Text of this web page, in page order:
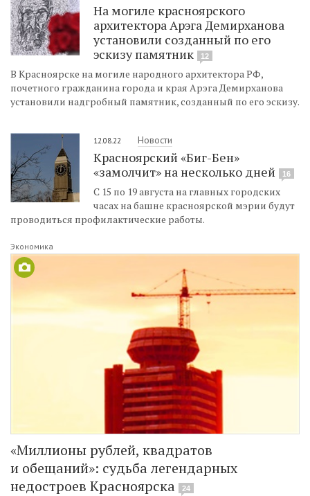
На могиле красноярского
архитектора Арэга Демирханова
установили созданный по его
эскизу памятник
12
В Красноярске на могиле народного архитектора РФ,
почетного гражданина города и края Арэга Демирханова
установили надгробный памятник, созданный по его эскизу.
12.08.22 Новости
Красноярский «Биг-Бен»
«замолчит» на несколько дней
16
​С 15 по 19 августа на главных городских
часах на башне красноярской мэрии будут
проводиться профилактические работы.
Экономика
«Миллионы рублей, квадратов
и обещаний»: судьба легендарных
недостроев Красноярска
24